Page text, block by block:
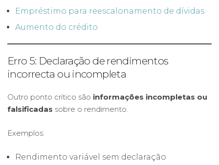
Empréstimo para reescalonamento de dívidas
Aumento do crédito
Erro 5: Declaração de rendimentos
incorrecta ou incompleta
Outro ponto crítico são informações incompletas ou
falsificadas sobre o rendimento.
Exemplos:
Rendimento variável sem declaração